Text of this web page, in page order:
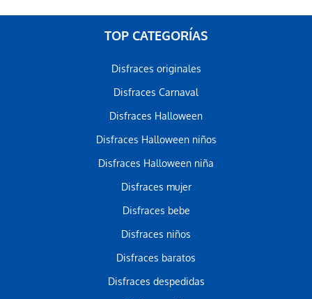
TOP CATEGORÍAS
Disfraces originales
Disfraces Carnaval
Disfraces Halloween
Disfraces Halloween niños
Disfraces Halloween niña
Disfraces mujer
Disfraces bebe
Disfraces niños
Disfraces baratos
Disfraces despedidas